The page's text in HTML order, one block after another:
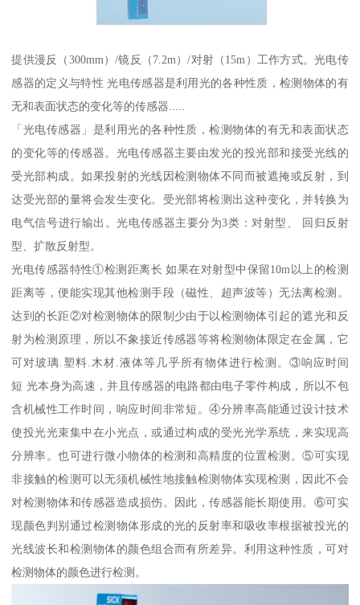
提供漫反（300mm）/镜反（7.2m）/对射（15m）工作方式。光电传
感器的定义与特性 光电传感器是利用光的各种性质，检测物体的有
无和表面状态的变化等的传感器.....
「光电传感器」是利用光的各种性质，检测物体的有无和表面状态
的变化等的传感器。光电传感器主要由发光的投光部和接受光线的
受光部构成。如果投射的光线因检测物体不同而被遮掩或反射，到
达受光部的量将会发生变化。受光部将检测出这种变化，并转换为
电气信号进行输出。光电传感器主要分为3类：对射型、 回归反射
型、扩散反射型。
光电传感器特性①检测距离长 如果在对射型中保留10m以上的检测
距离等，便能实现其他检测手段（磁性、超声波等）无法离检测。
达到的长距②对检测物体的限制少由于以检测物体引起的遮光和反
射为检测原理，所以不象接近传感器等将检测物体限定在金属，它
可对玻璃.塑料.木材.液体等几乎所有物体进行检测。③响应时间
短 光本身为高速，并且传感器的电路都由电子零件构成，所以不包
含机械性工作时间，响应时间非常短。④分辨率高能通过设计技术
使投光光束集中在小光点，或通过构成的受光光学系统，来实现高
分辨率。也可进行微小物体的检测和高精度的位置检测。⑤可实现
非接触的检测可以无须机械性地接触检测物体实现检测，因此不会
对检测物体和传感器造成损伤。因此，传感器能长期使用。⑥可实
现颜色判别通过检测物体形成的光的反射率和吸收率根据被投光的
光线波长和检测物体的颜色组合而有所差异。利用这种性质，可对
检测物体的颜色进行检测。